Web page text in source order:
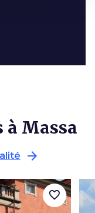
Massa
arrow_forward
favorite_border